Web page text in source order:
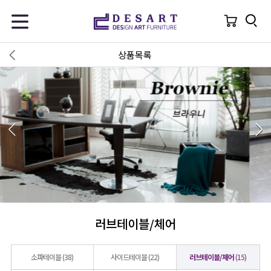
상품목록
러브테이블/체어
소파테이블(38) 사이드테이블(22) 러브테이블/체어(15)